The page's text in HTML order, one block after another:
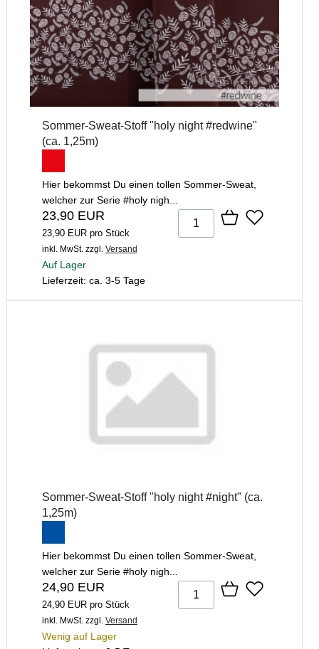
Sommer-Sweat-Stoff "holy night #redwine"
(ca. 1,25m)
Hier bekommst Du einen tollen Sommer-Sweat,
welcher zur Serie #holy nigh...
23,90 EUR
23,90 EUR pro Stück
inkl. MwSt. zzgl. Versand
Auf Lager
Lieferzeit: ca. 3-5 Tage
Sommer-Sweat-Stoff "holy night #night" (ca.
1,25m)
Hier bekommst Du einen tollen Sommer-Sweat,
welcher zur Serie #holy nigh...
24,90 EUR
24,90 EUR pro Stück
inkl. MwSt. zzgl. Versand
Wenig auf Lager